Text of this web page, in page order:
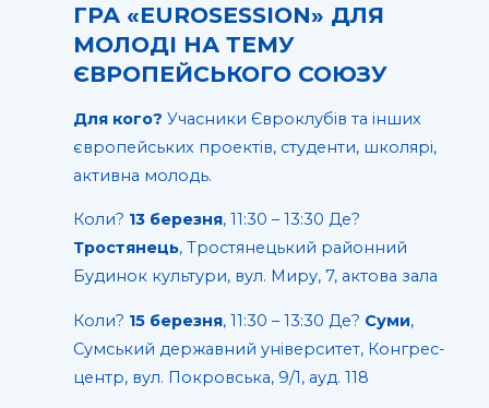
ГРА «EUROSESSION» ДЛЯ
МОЛОДІ НА ТЕМУ
ЄВРОПЕЙСЬКОГО СОЮЗУ
Для кого? Учасники Євроклубів та інших
європейських проектів, студенти, школярі,
активна молодь.
Коли? 13 березня, 11:30 – 13:30 Де?
Тростянець, Тростянецький районний
Будинок культури, вул. Миру, 7, актова зала
Коли? 15 березня, 11:30 – 13:30 Де? Суми,
Сумський державний університет, Конгрес-
центр, вул. Покровська, 9/1, ауд. 118